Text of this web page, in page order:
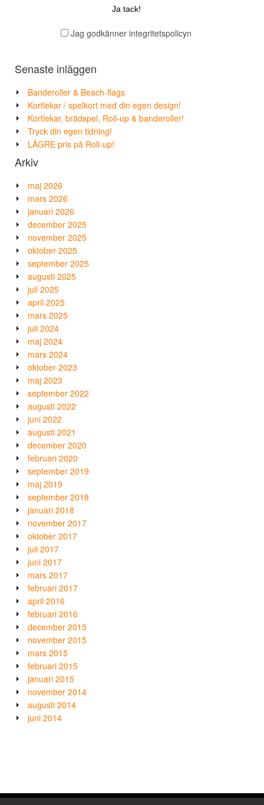
Jag godkänner integritetspolicyn
Senaste inläggen
Banderoller & Beach-flags
Kortlekar / spelkort med din egen design!
Kortlekar, brädspel, Roll-up & banderoller!
Tryck din egen tidning!
LÄGRE pris på Roll-up!
Arkiv
maj 2026
mars 2026
januari 2026
december 2025
november 2025
oktober 2025
september 2025
augusti 2025
juli 2025
april 2025
mars 2025
juli 2024
maj 2024
mars 2024
oktober 2023
maj 2023
september 2022
augusti 2022
juni 2022
augusti 2021
december 2020
februari 2020
september 2019
maj 2019
september 2018
januari 2018
november 2017
oktober 2017
juli 2017
juni 2017
mars 2017
februari 2017
april 2016
februari 2016
december 2015
november 2015
mars 2015
februari 2015
januari 2015
november 2014
augusti 2014
juni 2014